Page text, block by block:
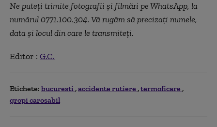
Ne puteţi trimite fotografii şi filmări pe WhatsApp, la
numărul 0771.100.304. Vă rugăm să precizaţi numele,
data şi locul din care le transmiteţi.
Editor : G.C.
Etichete: bucuresti accidente rutiere termoficare
gropi carosabil